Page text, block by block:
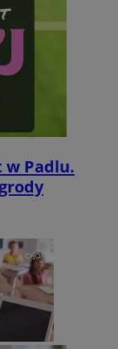
w Padlu.